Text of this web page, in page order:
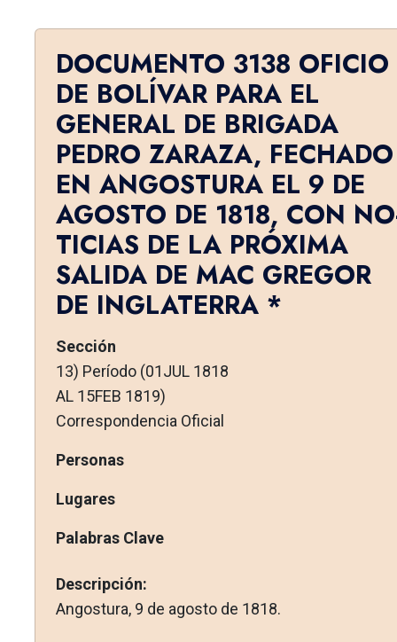
DOCUMENTO 3138 OFICIO
DE BOLÍVAR PARA EL
GENERAL DE BRIGADA
PEDRO ZARAZA, FECHADO
EN ANGOSTURA EL 9 DE
AGOSTO DE 1818, CON
TICIAS DE LA PRÓXIMA
SALIDA DE MAC GREGOR
DE INGLATERRA *
Sección
13) Período (01JUL 1818
AL 15FEB 1819)
Correspondencia Oficial
Personas
Lugares
Palabras Clave
Descripción:
Angostura, 9 de agosto de 1818.